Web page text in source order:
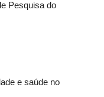
Pesquisa do
e saúde no